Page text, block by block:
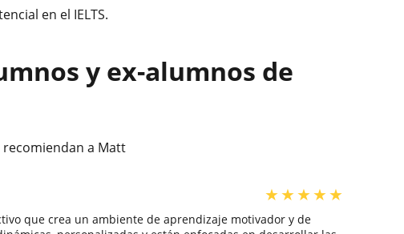
en el IELTS.
y ex-alumnos de
recomiendan a Matt
★★★★★
que crea un ambiente de aprendizaje motivador y de